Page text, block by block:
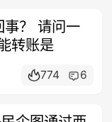
？ 请问一
转账是
774 6